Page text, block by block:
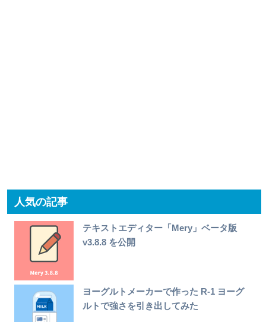
人気の記事
テキストエディター「Mery」ベータ版
v3.8.8 を公開
ヨーグルトメーカーで作った R-1 ヨーグ
ルトで強さを引き出してみた